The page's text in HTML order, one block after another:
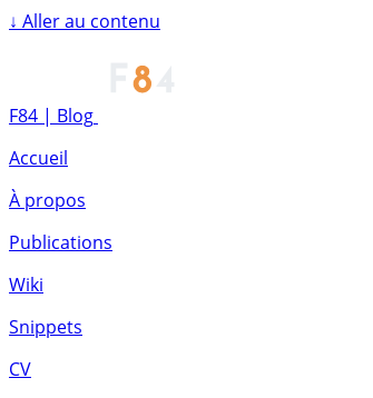
↓ Aller au contenu
F84 | Blog
Accueil
À propos
Publications
Wiki
Snippets
CV